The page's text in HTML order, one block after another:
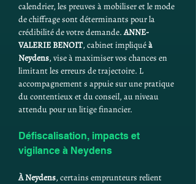
calendrier, les preuves à mobiliser et le mode
de chiffrage sont déterminants pour la
crédibilité de votre demande. ANNE-
VALERIE BENOIT, cabinet impliqué à
Neydens, vise à maximiser vos chances en
limitant les erreurs de trajectoire. L
accompagnement s appuie sur une pratique
du contentieux et du conseil, au niveau
attendu pour un litige financier.
Défiscalisation, impacts et
vigilance à Neydens
À Neydens, certains emprunteurs relient